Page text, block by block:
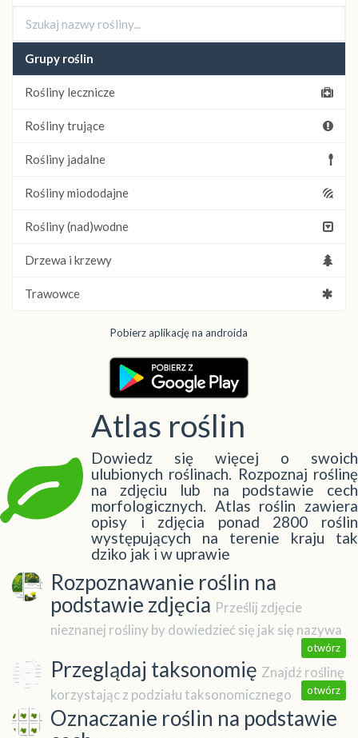
Grupy roślin
Rośliny lecznicze
Rośliny trujące
Rośliny jadalne
Rośliny miododajne
Rośliny (nad)wodne
Drzewa i krzewy
Trawowce
Pobierz aplikację na androida
Atlas roślin
Dowiedz się więcej o swoich
ulubionych roślinach. Rozpoznaj roślinę
na zdjęciu lub na podstawie cech
morfologicznych. Atlas roślin zawiera
opisy i zdjęcia ponad 2800 roślin
występujących na terenie kraju tak
dziko jak i w uprawie
Rozpoznawanie roślin na
podstawie zdjęcia Prześlij zdjęcie
nieznanej rośliny by dowiedzieć się jak się nazywa
otwórz
Przeglądaj taksonomię Znajdź roślinę
korzystając z podziału taksonomicznego
otwórz
Oznaczanie roślin na podstawie